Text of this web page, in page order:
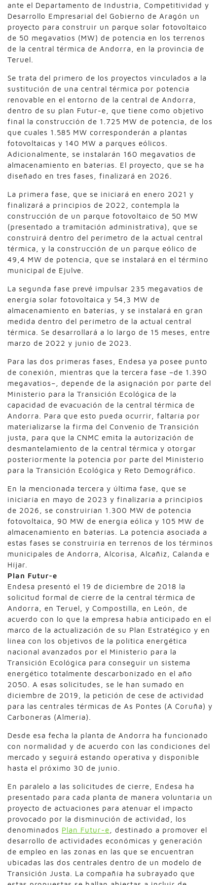
ante el Departamento de Industria, Competitividad y
Desarrollo Empresarial del Gobierno de Aragón un
proyecto para construir un parque solar fotovoltaico
de 50 megavatios (MW) de potencia en los terrenos
de la central térmica de Andorra, en la provincia de
Teruel.
Se trata del primero de los proyectos vinculados a la
sustitución de una central térmica por potencia
renovable en el entorno de la central de Andorra,
dentro de su plan Futur-e, que tiene como objetivo
final la construcción de 1.725 MW de potencia, de los
que cuales 1.585 MW corresponderán a plantas
fotovoltaicas y 140 MW a parques eólicos.
Adicionalmente, se instalarán 160 megavatios de
almacenamiento en baterías. El proyecto, que se ha
diseñado en tres fases, finalizará en 2026.
La primera fase, que se iniciará en enero 2021 y
finalizará a principios de 2022, contempla la
construcción de un parque fotovoltaico de 50 MW
(presentado a tramitación administrativa), que se
construirá dentro del perímetro de la actual central
térmica, y la construcción de un parque eólico de
49,4 MW de potencia, que se instalará en el término
municipal de Ejulve.
La segunda fase prevé impulsar 235 megavatios de
energía solar fotovoltaica y 54,3 MW de
almacenamiento en baterías, y se instalará en gran
medida dentro del perímetro de la actual central
térmica. Se desarrollará a lo largo de 15 meses, entre
marzo de 2022 y junio de 2023.
Para las dos primeras fases, Endesa ya posee punto
de conexión, mientras que la tercera fase –de 1.390
megavatios–, depende de la asignación por parte del
Ministerio para la Transición Ecológica de la
capacidad de evacuación de la central térmica de
Andorra. Para que esto pueda ocurrir, faltaría por
materializarse la firma del Convenio de Transición
justa, para que la CNMC emita la autorización de
desmantelamiento de la central térmica y otorgar
posteriormente la potencia por parte del Ministerio
para la Transición Ecológica y Reto Demográfico.
En la mencionada tercera y última fase, que se
iniciaría en mayo de 2023 y finalizaría a principios
de 2026, se construirían 1.300 MW de potencia
fotovoltaica, 90 MW de energía eólica y 105 MW de
almacenamiento en baterías. La potencia asociada a
estas fases se construiría en terrenos de los términos
municipales de Andorra, Alcorisa, Alcañiz, Calanda e
Híjar.
Plan Futur-e
Endesa presentó el 19 de diciembre de 2018 la
solicitud formal de cierre de la central térmica de
Andorra, en Teruel, y Compostilla, en León, de
acuerdo con lo que la empresa había anticipado en el
marco de la actualización de su Plan Estratégico y en
línea con los objetivos de la política energética
nacional avanzados por el Ministerio para la
Transición Ecológica para conseguir un sistema
energético totalmente descarbonizado en el año
2050. A esas solicitudes, se le han sumado en
diciembre de 2019, la petición de cese de actividad
para las centrales térmicas de As Pontes (A Coruña) y
Carboneras (Almería).
Desde esa fecha la planta de Andorra ha funcionado
con normalidad y de acuerdo con las condiciones del
mercado y seguirá estando operativa y disponible
hasta el próximo 30 de junio.
En paralelo a las solicitudes de cierre, Endesa ha
presentado para cada planta de manera voluntaria un
proyecto de actuaciones para atenuar el impacto
provocado por la disminución de actividad, los
denominados Plan Futur-e , destinado a promover el
desarrollo de actividades económicas y generación
de empleo en las zonas en las que se encuentran
ubicadas las dos centrales dentro de un modelo de
Transición Justa. La compañía ha subrayado que